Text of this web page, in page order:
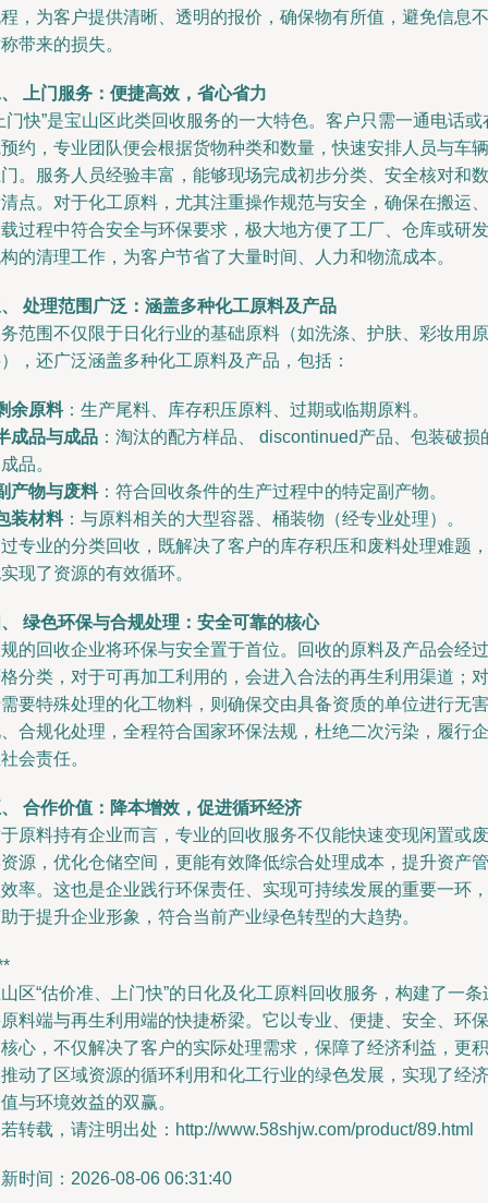
，为客户提供清晰、透明的报价，确保物有所值，避免信息不
带来的损失。
上门服务：便捷高效，省心省力
门快”是宝山区此类回收服务的一大特色。客户只需一通电话或
约，专业团队便会根据货物种类和数量，快速安排人员与车辆
。服务人员经验丰富，能够现场完成初步分类、安全核对和数
点。对于化工原料，尤其注重操作规范与安全，确保在搬运、
过程中符合安全与环保要求，极大地方便了工厂、仓库或研发
的清理工作，为客户节省了大量时间、人力和物流成本。
处理范围广泛：涵盖多种化工原料及产品
范围不仅限于日化行业的基础原料（如洗涤、护肤、彩妆用原
，还广泛涵盖多种化工原料及产品，包括：
余原料：生产尾料、库存积压原料、过期或临期原料。
成品与成品 ：淘汰的配方样品、 discontinued产品、包装破损
品。
产物与废料：符合回收条件的生产过程中的特定副产物。
装材料：与原料相关的大型容器、桶装物（经专业处理）。
专业的分类回收，既解决了客户的库存积压和废料处理难题，
现了资源的有效循环。
绿色环保与合规处理：安全可靠的核心
的回收企业将环保与安全置于首位。回收的原料及产品会经过
分类，对于可再加工利用的，会进入合法的再生利用渠道；对
要特殊处理的化工物料，则确保交由具备资质的单位进行无害
合规化处理，全程符合国家环保法规，杜绝二次污染，履行企
会责任。
合作价值：降本增效，促进循环经济
原料持有企业而言，专业的回收服务不仅能快速变现闲置或废
源，优化仓储空间，更能有效降低综合处理成本，提升资产管
率。这也是企业践行环保责任、实现可持续发展的重要一环，
于提升企业形象，符合当前产业绿色转型的大趋势。
区“估价准、上门快”的日化及化工原料回收服务，构建了一条
料端与再生利用端的快捷桥梁。它以专业、便捷、安全、环保
心，不仅解决了客户的实际处理需求，保障了经济利益，更积
动了区域资源的循环利用和化工行业的绿色发展，实现了经济
与环境效益的双赢。
转载，请注明出处：http://www.58shjw.com/product/89.html
时间：2026-08-06 06:31:40